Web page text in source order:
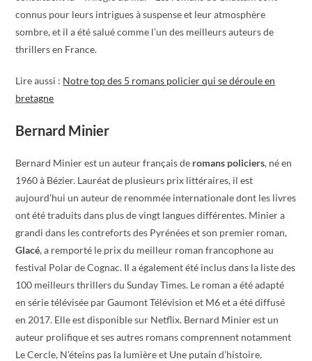
connus pour leurs intrigues à suspense et leur atmosphère
sombre, et il a été salué comme l’un des meilleurs auteurs de
thrillers en France.
Lire aussi : Notre top des 5 romans policier qui se déroule en
bretagne
Bernard Minier
Bernard Minier est un auteur français de romans policiers, né en
1960 à Bézier. Lauréat de plusieurs prix littéraires, il est
aujourd’hui un auteur de renommée internationale dont les livres
ont été traduits dans plus de vingt langues différentes. Minier a
grandi dans les contreforts des Pyrénées et son premier roman,
Glacé, a remporté le prix du meilleur roman francophone au
festival Polar de Cognac. Il a également été inclus dans la liste des
100 meilleurs thrillers du Sunday Times. Le roman a été adapté
en série télévisée par Gaumont Télévision et M6 et a été diffusé
en 2017. Elle est disponible sur Netflix. Bernard Minier est un
auteur prolifique et ses autres romans comprennent notamment
Le Cercle, N’éteins pas la lumière et Une putain d’histoire.